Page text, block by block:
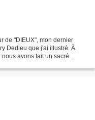
de "DIEUX", mon dernier
Dedieu que j'ai illustré. À
avons fait un sacré